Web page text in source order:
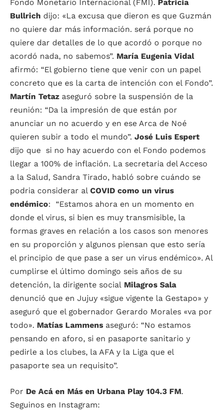
Fondo Monetario Internacional (FMI). Patricia
Bullrich dijo: «La excusa que dieron es que Guzmán
no quiere dar más información. será porque no
quiere dar detalles de lo que acordó o porque no
acordó nada, no sabemos”. María Eugenia Vidal
afirmó: “El gobierno tiene que venir con un papel
concreto que es la carta de intención con el Fondo”.
Martín Tetaz aseguró sobre la suspensión de la
reunión: “Da la impresión de que están por
anunciar un no acuerdo y en ese Arca de Noé
quieren subir a todo el mundo”. José Luis Espert
dijo que si no hay acuerdo con el Fondo podemos
llegar a 100% de inflación. La secretaria del Acceso
a la Salud, Sandra Tirado, habló sobre cuándo se
podria considerar al COVID como un virus
endémico: “Estamos ahora en un momento en
donde el virus, si bien es muy transmisible, la
formas graves en relación a los casos son menores
en su proporción y algunos piensan que esto sería
el principio de que pase a ser un virus endémico». Al
cumplirse el último domingo seis años de su
detención, la dirigente social Milagros Sala
denunció que en Jujuy «sigue vigente la Gestapo» y
aseguró que el gobernador Gerardo Morales «va por
todo». Matías Lammens aseguró: “No estamos
pensando en aforo, si en pasaporte sanitario y
pedirle a los clubes, la AFA y la Liga que el
pasaporte sea un requisito”.
Por De Acá en Más en Urbana Play 104.3 FM.
Seguinos en Instagram: